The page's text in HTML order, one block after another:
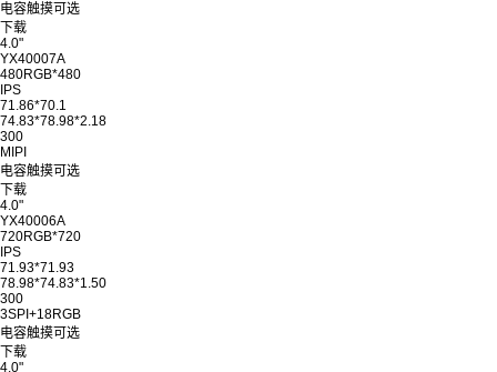
电容触摸可选
下载
4.0"
YX40007A
480RGB*480
IPS
71.86*70.1
74.83*78.98*2.18
300
MIPI
电容触摸可选
下载
4.0"
YX40006A
720RGB*720
IPS
71.93*71.93
78.98*74.83*1.50
300
3SPI+18RGB
电容触摸可选
下载
4.0"